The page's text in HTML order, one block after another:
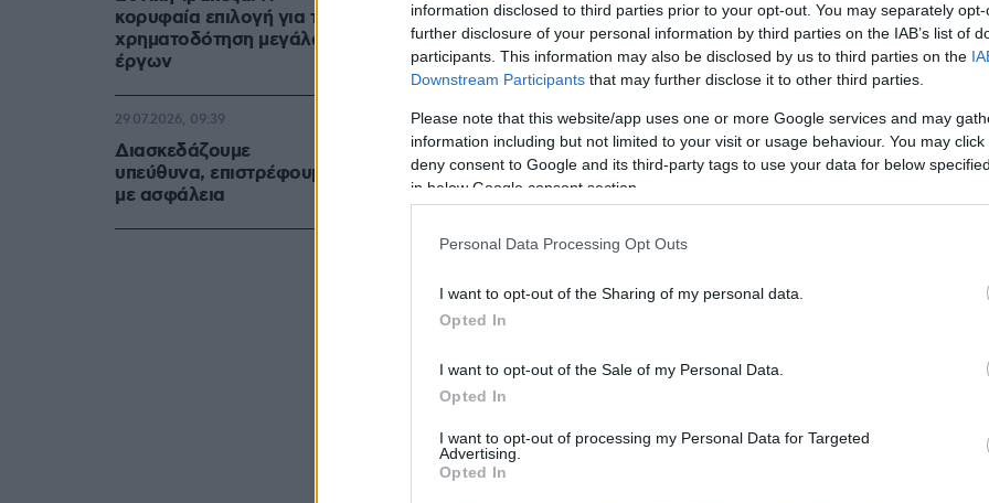
information disclosed to third parties prior to your opt-out. You may separately
further disclosure of your personal information by third parties on the IAB’s list of
participants. This information may also be disclosed by us to third parties on the
Downstream Participants that may further disclose it to other third parties.
Please note that this website/app uses one or more Google services and may
information including but not limited to your visit or usage behaviour. You may
deny consent to Google and its third-party tags to use your data for below
in below Google consent section.
Personal Data Processing Opt Outs
I want to opt-out of the Sharing of my personal data.
Opted In
I want to opt-out of the Sale of my Personal Data.
Opted In
I want to opt-out of processing my Personal Data for Targeted
Advertising.
Opted In
κορυφαία επιλογή για τη
χρηματοδότηση μεγάλων
έργων
Διασκεδάζουμε
υπεύθυνα, επιστρέφουμε
με ασφάλεια
29.07.2026, 09:39